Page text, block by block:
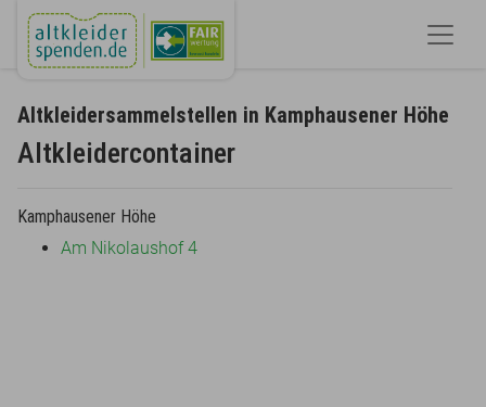
Altkleidersammelstellen in Kamphausener Höhe
Altkleidercontainer
Kamphausener Höhe
Am Nikolaushof 4